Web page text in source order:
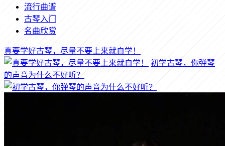
流行曲谱
古琴入门
名曲欣赏
真要学好古琴，尽量不要上来就自学！
初学古琴，你弹琴
的声音为什么不好听？